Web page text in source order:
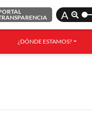
A
¿DÓNDE ESTAMOS?